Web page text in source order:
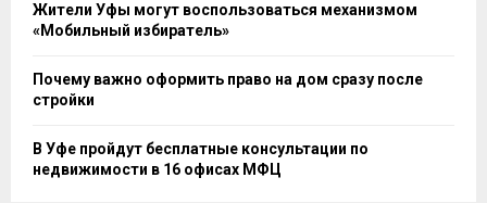
Жители Уфы могут воспользоваться механизмом
«Мобильный избиратель»
Почему важно оформить право на дом сразу после
стройки
В Уфе пройдут бесплатные консультации по
недвижимости в 16 офисах МФЦ